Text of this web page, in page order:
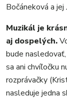
Bočáneková a jej
Muzikál je
aj dospelých.
bude
sa ani chvíľočku
rozprávačky
nasleduje jedna